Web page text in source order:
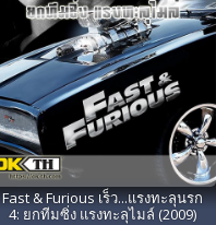
Fast & Furious เร็ว...แรงทะลุนรก
4: ยกทีมซิ่ง แรงทะลุไมล์ (2009)